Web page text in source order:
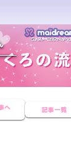
へ 記事一覧